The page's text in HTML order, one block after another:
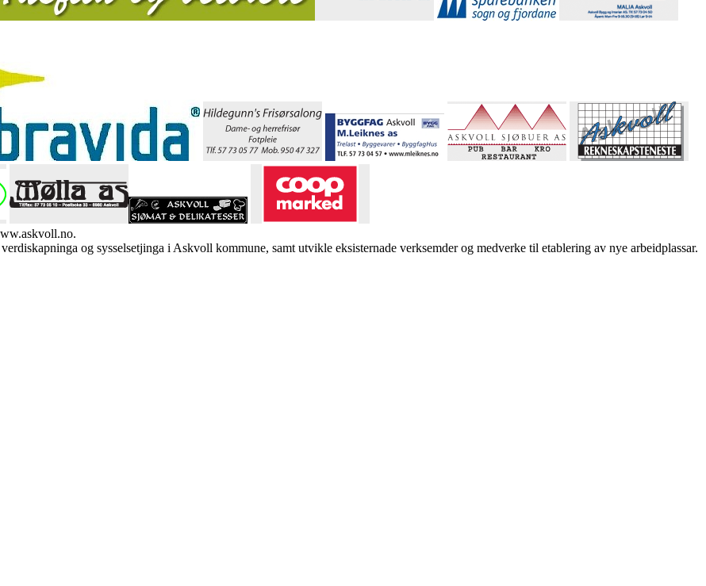
og sysselsetjinga i Askvoll kommune, samt utvikle eksisternade verksemder og medverke til etablering av nye arbeidplassar.